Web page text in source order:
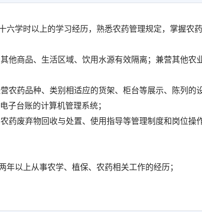
学时以上的学习经历，熟悉农药管理规定，掌握农
他商品、生活区域、饮用水源有效隔离；兼营其他农
药品种、类别相适应的货架、柜台等展示、陈列的
子台账的计算机管理系统；
废弃物回收与处置、使用指导等管理制度和岗位操作
以上从事农学、植保、农药相关工作的经历；